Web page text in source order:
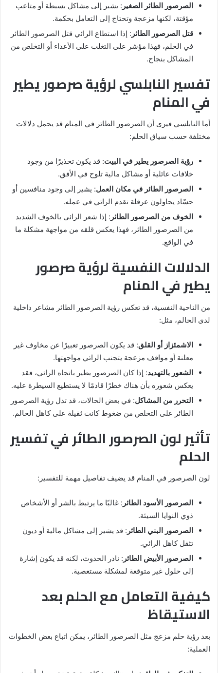
الصرصور الطائر الصغير : يشير إلى مشاكل بسيطة أو متاعب
مؤقتة، لكنها مزعجة وتحتاج إلى التعامل بحكمة.
قتل الصرصور الطائر : إذا استطاع الرائي قتل الصرصور الطائر
في الحلم، فهذا مؤشر على التغلب على الأعداء أو التخلص من
المشاكل بنجاح.
تفسير النابلسي لرؤية صرصور يطير
في المنام
أما النابلسي فيرى أن الصرصور الطائر في المنام قد يحمل دلالات
مختلفة حسب سياق الحلم:
رؤية الصرصور يطير في البيت: قد يكون تحذيرًا من وجود
خلافات عائلية أو مشاكل مالية تلوح في الأفق.
الصرصور الطائر في مكان العمل: يشير إلى وجود منافسين أو
حسّاد يحاولون عرقلة تقدم الرائي في عمله.
الخوف من الصرصور الطائر : إذا شعر الرائي بالخوف الشديد
من الصرصور الطائر، فهذا يعكس قلقه من مواجهة مشكلة ما
في الواقع.
الدلالات النفسية لرؤية صرصور
يطير في المنام
من الناحية النفسية، قد تعكس رؤية الصرصور الطائر مشاعر داخلية
لدى الحالم، مثل:
الاشمئزاز أو القلق: قد يكون الصرصور تعبيرًا عن مخاوف غير
معلنة أو مواقف مزعجة يتجنب الرائي مواجهتها.
الشعور بالتهديد: إذا كان الصرصور يطير باتجاه الرائي، فقد
يعكس شعوره بأن هناك خطرًا قادمًا لا يستطيع السيطرة عليه.
التحرر من المشاكل: في بعض الحالات، قد تدل رؤية الصرصور
الطائر على التخلص من ضغوط كانت ثقيلة على كاهل الحالم.
تأثير لون الصرصور الطائر في تفسير
الحلم
لون الصرصور في المنام قد يضيف تفاصيل مهمة للتفسير:
الصرصور الأسود الطائر : غالبًا ما يرتبط بالشر أو الأشخاص
ذوي النوايا السيئة.
الصرصور البني الطائر : قد يشير إلى مشاكل مالية أو ديون
تثقل كاهل الرائي.
الصرصور الأبيض الطائر : نادر الحدوث، لكنه قد يكون إشارة
إلى حلول غير متوقعة لمشكلة مستعصية.
كيفية التعامل مع الحلم بعد
الاستيقاظ
بعد رؤية حلم مزعج مثل الصرصور الطائر، يمكن اتباع بعض الخطوات
العملية: